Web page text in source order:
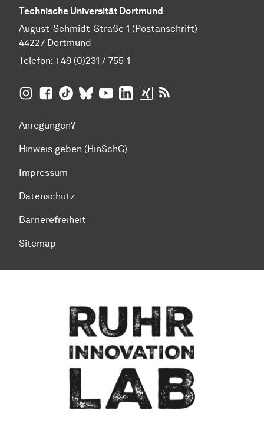
Technische Universität Dortmund
August-Schmidt-Straße 1 (Postanschrift)
44227 Dortmund
Telefon: +49 (0)231 / 755-1
TU Dortmund aufInsta­gram
TU Dortmund auf Facebook
TU Dortmund auf TikTok
TU Dortmund auf BlueSky
TU Dortmund auf YouTube
TU Dortmund auf LinkedIn
TU Dortmund auf XING
Anregungen?
Hinweis geben (HinSchG)
Impressum
Datenschutz
Barrierefreiheit
Sitemap